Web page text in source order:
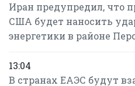
Иран предупредил, что
США будет наносить
энергетики в районе
13:04
В странах ЕАЭС будут